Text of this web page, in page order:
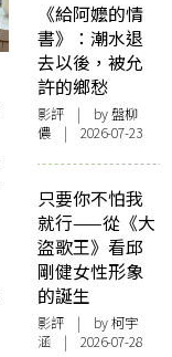
《給阿嬤的情
書》：潮水退
去以後，被允
許的鄉愁
影評 | by 盤柳
儂 | 2026-07-23
只要你不怕我
就行——從《大
盜歌王》看邱
剛健女性形象
的誕生
影評 | by 柯宇
涵 | 2026-07-28